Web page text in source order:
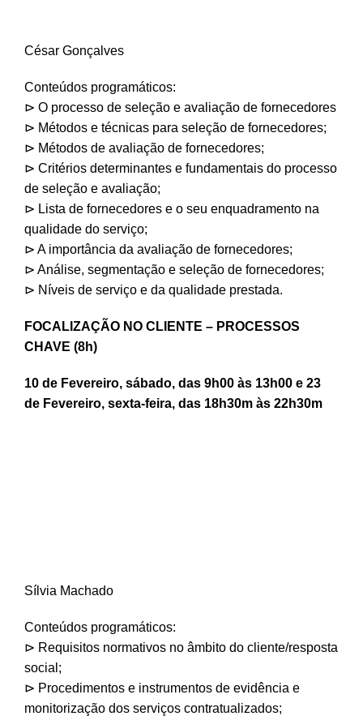
César Gonçalves
Conteúdos programáticos:
⊳ O processo de seleção e avaliação de fornecedores
⊳ Métodos e técnicas para seleção de fornecedores;
⊳ Métodos de avaliação de fornecedores;
⊳ Critérios determinantes e fundamentais do processo
de seleção e avaliação;
⊳ Lista de fornecedores e o seu enquadramento na
qualidade do serviço;
⊳ A importância da avaliação de fornecedores;
⊳ Análise, segmentação e seleção de fornecedores;
⊳ Níveis de serviço e da qualidade prestada.
FOCALIZAÇÃO NO CLIENTE – PROCESSOS
CHAVE (8h)
10 de Fevereiro, sábado, das 9h00 às 13h00 e 23
de Fevereiro, sexta-feira, das 18h30m às 22h30m
Sílvia Machado
Conteúdos programáticos:
⊳ Requisitos normativos no âmbito do cliente/resposta
social;
⊳ Procedimentos e instrumentos de evidência e
monitorização dos serviços contratualizados;